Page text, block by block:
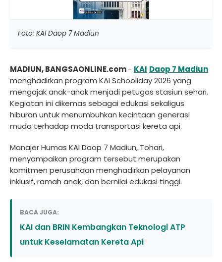
Foto: KAI Daop 7 Madiun
MADIUN, BANGSAONLINE.com- KAI Daop 7 Madiun
menghadirkan program KAI Schooliday 2026 yang
mengajak anak-anak menjadi petugas stasiun sehari.
Kegiatan ini dikemas sebagai edukasi sekaligus
hiburan untuk menumbuhkan kecintaan generasi
muda terhadap moda transportasi kereta api.
Manajer Humas KAI Daop 7 Madiun, Tohari,
menyampaikan program tersebut merupakan
komitmen perusahaan menghadirkan pelayanan
inklusif, ramah anak, dan bernilai edukasi tinggi.
BACA JUGA:
KAI dan BRIN Kembangkan Teknologi ATP
untuk Keselamatan Kereta Api